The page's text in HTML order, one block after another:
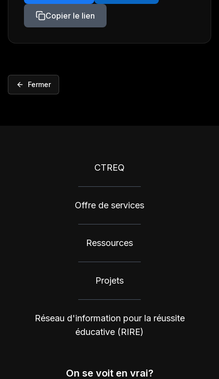
Copier le lien
Fermer
CTREQ
Offre de services
Ressources
Projets
Réseau d'information pour la réussite
éducative (RIRE)
On se voit en vrai?